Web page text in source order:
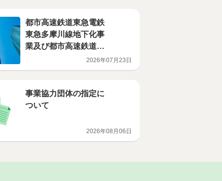
都市高速鉄道東急電鉄
東急多摩川線地下化事
業及び都市高速鉄道新
空港線建設事業の環境
影響評価調査計画書を
2026年07月23日
事業協力団体の指定に
ついて
2026年08月06日